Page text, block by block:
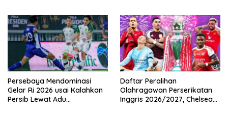
Persebaya Mendominasi
Gelar Ri 2026 usai Kalahkan
Persib Lewat Adu
Daftar Peralihan
Olahragawan Perserikatan
Inggris 2026/2027, Chelsea